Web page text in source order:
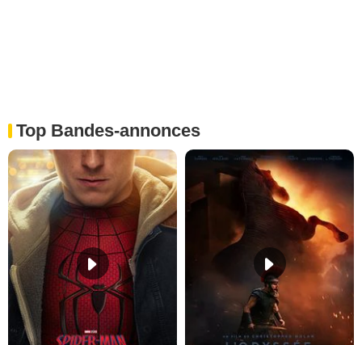
Top Bandes-annonces